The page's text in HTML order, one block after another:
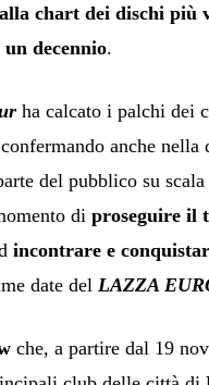
chart dei dischi più
decennio.
ha calcato i palchi dei
anche nella
del pubblico su
diproseguire il
incontrare e
date del LAZZA
che, a partire dal 19